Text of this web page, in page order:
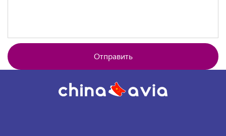
Отправить